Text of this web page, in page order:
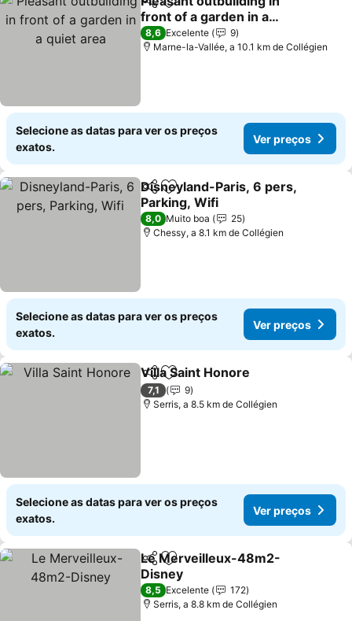
PartilharAdicionar aos favoritos
front of a garden in a
quiet area
8,6 Excelente
9
Marne-la-Vallée, a 10.1 km de Collégien
Selecione as datas para ver os preços
exatos.
Ver preços
PartilharAdicionar aos favoritos
Disneyland-Paris, 6 pers,
Parking, Wifi
8,0 Muito boa
25
Chessy, a 8.1 km de Collégien
Selecione as datas para ver os preços
exatos.
Ver preços
PartilharAdicionar aos favoritos
Villa Saint Honore
7,1
9
Serris, a 8.5 km de Collégien
Selecione as datas para ver os preços
exatos.
Ver preços
PartilharAdicionar aos favoritos
Le Merveilleux-48m2-
Disney
8,5 Excelente
172
Serris, a 8.8 km de Collégien